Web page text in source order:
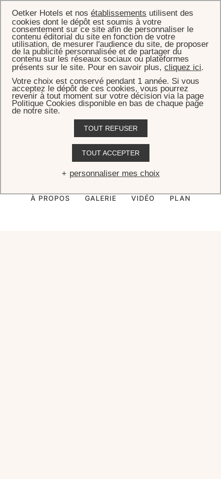
ACCUEIL CHAMBRES, SUITES & VILLAS VILLA ROCKSTAR
Villa Rockstar
Bienvenue dans l’extraordinaire Villa Rockstar, une demeure hors
norme de 1 480 m² qui se trouve directement sur la plage, parmi les
plus incroyables au monde.
À PROPOS GALERIE VIDÉO PLAN
Oetker Hotels et nosétablissements utilisent des
cookies dont le dépôt est soumis à votre
consentement sur ce site afin de personnaliser le
contenu éditorial du site en fonction de votre
utilisation, de mesurer l'audience du site, de proposer
de la publicité personnalisée et de partager du
contenu sur les réseaux sociaux ou plateformes
présents sur le site. Pour en savoir plus,cliquez ici.
Votre choix est conservé pendant 1 année. Si vous
acceptez le dépôt de ces cookies, vous pourrez
revenir à tout moment sur votre décision via la page
Politique Cookies disponible en bas de chaque page
de notre site.
TOUT REFUSER
TOUT ACCEPTER
personnaliser mes choix